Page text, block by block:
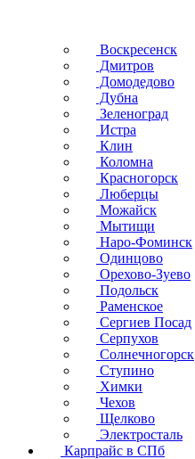
Воскресенск
Дмитров
Домодедово
Дубна
Зеленоград
Истра
Клин
Коломна
Красногорск
Люберцы
Можайск
Мытищи
Наро-Фоминск
Одинцово
Орехово-Зуево
Подольск
Раменское
Сергиев Посад
Серпухов
Солнечногорск
Ступино
Химки
Чехов
Щелково
Электросталь
Карпрайс в СПб